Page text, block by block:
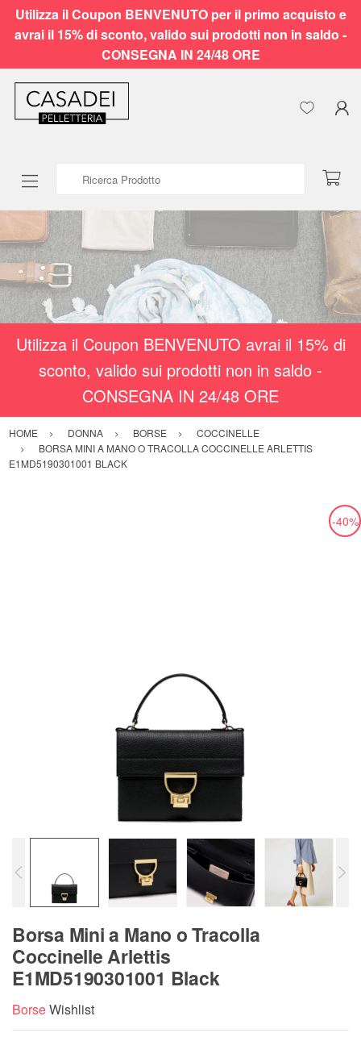
Utilizza il Coupon BENVENUTO per il primo acquisto e
avrai il 15% di sconto, valido sui prodotti non in saldo -
CONSEGNA IN 24/48 ORE
Utilizza il Coupon BENVENUTO avrai il 15% di
sconto, valido sui prodotti non in saldo -
CONSEGNA IN 24/48 ORE
HOME DONNA BORSE
COCCINELLE
BORSA MINI A MANO O TRACOLLA COCCINELLE ARLETTIS
E1MD5190301001 BLACK
-40%
Borsa Mini a Mano o Tracolla
Coccinelle Arlettis
E1MD5190301001 Black
BorseWishlist